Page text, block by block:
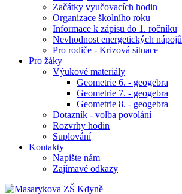
Začátky vyučovacích hodin
Organizace školního roku
Informace k zápisu do 1. ročníku
Nevhodnost energetických nápojů
Pro rodiče - Krizová situace
Pro žáky
Výukové materiály
Geometrie 6. - geogebra
Geometrie 7. - geogebra
Geometrie 8. - geogebra
Dotazník - volba povolání
Rozvrhy hodin
Suplování
Kontakty
Napište nám
Zajímavé odkazy